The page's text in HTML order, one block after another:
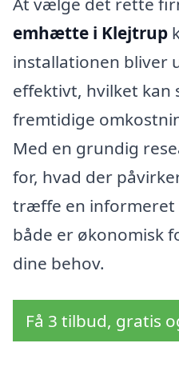
emhætte i Klejtrup
installationen bliver
effektivt, hvilket kan
fremtidige
Med en grundig
for, hvad der
træffe en informeret
både er økonomisk
dine behov.
Få 3 tilbud, gratis